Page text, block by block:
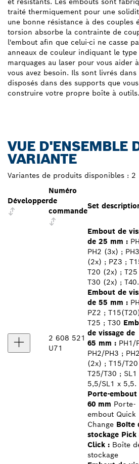
traité thermiquement pour une
une bonne résistance à des couples
torsion absorbe la contrainte de
l'embout afin que celui-ci ne casse
anneaux de couleur indiquant le
marquages au laser pour vous aider
vous avez besoin. Ils sont livrés
disposés dans des supports que
construire votre propre boîte à outils.
VUE D'ENSEMBLE
VARIANTE
Variantes de produits disponibles : 2
Développer
Numéro
de
commande
Set
2 608 521
U71
Embout de
de 25 mm :
PH2 (3x) ;
(2x) ; PZ3 ;
T20 (2x) ;
T30 (2x) ; T40.
Embout de
de 55 mm :
PZ2 ;
T25 ; T30
de vissage de
65 mm : PH1/
PH2/PH3 ;
(2x) ; T15/
T25/T30 ; SL1
5,5/SL1 x 5,5.
Porte-embout
60 mm Porte-
embout Quick
Change Boîte
stockage Pick
Click : Boîte
stockage